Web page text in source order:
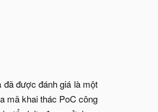
được đánh giá là một
mã khai thác PoC công